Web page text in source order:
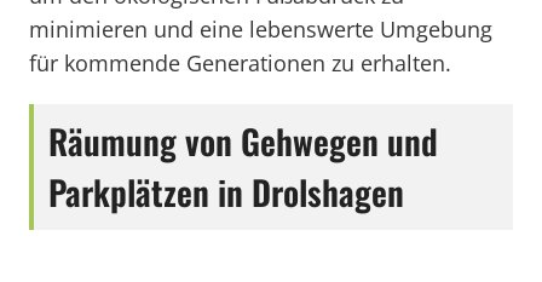
minimieren und eine lebenswerte Umgebung
für kommende Generationen zu erhalten.
Räumung von Gehwegen und
Parkplätzen in Drolshagen